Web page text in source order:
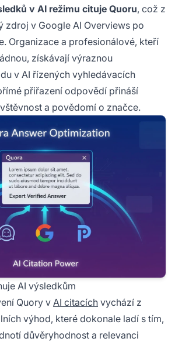
v AI režimu cituje Quoru, což z
zdroj v Google AI Overviews po
Organizace a profesionálové, kteří
získávají výraznou
v AI řízených vyhledávacích
přiřazení odpovědí přináší
a povědomí o značce.
AI výsledkům
Quory vAI citacích vychází z
výhod, které dokonale ladí s tím,
důvěryhodnost a relevanci